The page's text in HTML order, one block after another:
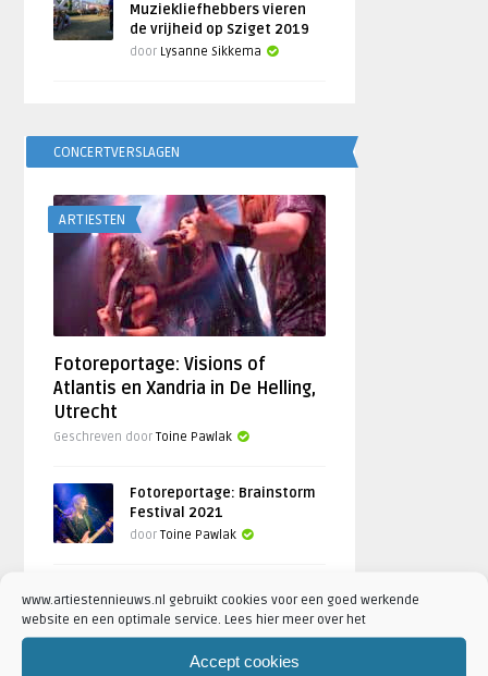
www.artiestennieuws.nl gebruikt cookies voor een goed werkende
website en een optimale service. Lees hier meer over het
Accept cookies
Muziekliefhebbers vieren
de vrijheid op Sziget 2019
door Lysanne Sikkema
CONCERTVERSLAGEN
ARTIESTEN
Fotoreportage: Visions of
Atlantis en Xandria in De Helling,
Utrecht
Geschreven doorToine Pawlak
Fotoreportage: Brainstorm
Festival 2021
doorToine Pawlak
‘The World of Hans Zimmer’
brengt Ziggo Dome in
Robin de Roode